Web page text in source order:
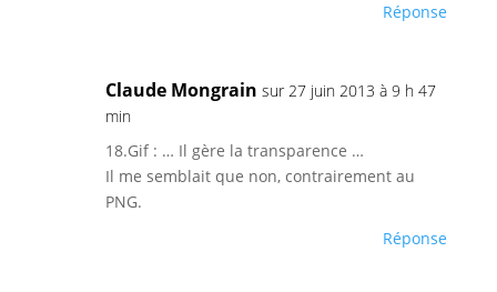
Réponse
Claude Mongrain sur 27 juin 2013 à 9 h 47
min
18.Gif : … Il gère la transparence …
Il me semblait que non, contrairement au
PNG.
Réponse